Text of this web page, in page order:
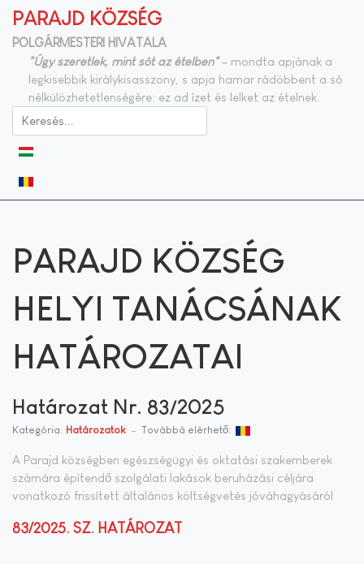
PARAJD KÖZSÉG
POLGÁRMESTERI HIVATALA
"Úgy szeretlek, mint sót az ételben"– mondta apjának a
legkisebbik királykisasszony, s apja hamar rádöbbent a só
nélkülözhetetlenségére: ez ad ízet és lelket az ételnek.
PARAJD KÖZSÉG
HELYI TANÁCSÁNAK
HATÁROZATAI
Határozat Nr. 83/2025
Kategória: Határozatok Továbbá elérhető:
A Parajd községben egészségügyi és oktatási szakemberek
számára építendő szolgálati lakások beruházási céljára
vonatkozó frissített általános költségvetés jóváhagyásáról
83/2025. SZ. HATÁROZAT